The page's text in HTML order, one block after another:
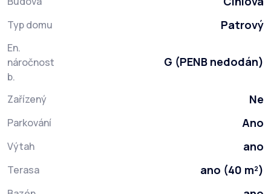
Typ domu Patrový
En.
náročnost
b.
G (PENB nedodán)
Zařízený Ne
Parkování Ano
Výtah ano
Terasa ano (40 m²)